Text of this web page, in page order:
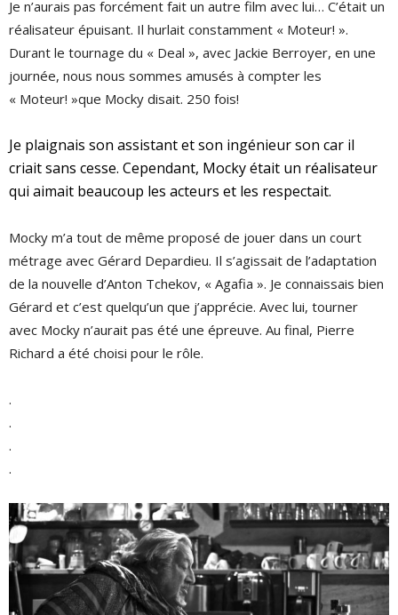
Je n’aurais pas forcément fait un autre film avec lui… C’était un
réalisateur épuisant. Il hurlait constamment « Moteur! ».
Durant le tournage du « Deal », avec Jackie Berroyer, en une
journée, nous nous sommes amusés à compter les
« Moteur! »que Mocky disait. 250 fois!
Je plaignais son assistant et son ingénieur son car il
criait sans cesse. Cependant, Mocky était un réalisateur
qui aimait beaucoup les acteurs et les respectait.
Mocky m’a tout de même proposé de jouer dans un court
métrage avec Gérard Depardieu. Il s’agissait de l’adaptation
de la nouvelle d’Anton Tchekov, « Agafia ». Je connaissais bien
Gérard et c’est quelqu’un que j’apprécie. Avec lui, tourner
avec Mocky n’aurait pas été une épreuve. Au final, Pierre
Richard a été choisi pour le rôle.
.
.
.
.